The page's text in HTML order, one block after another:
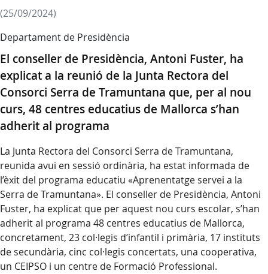
(25/09/2024)
Departament de Presidència
El conseller de Presidència, Antoni Fuster, ha
explicat a la reunió de la Junta Rectora del
Consorci Serra de Tramuntana que, per al nou
curs, 48 centres educatius de Mallorca s’han
adherit al programa
La Junta Rectora del Consorci Serra de Tramuntana,
reunida avui en sessió ordinària, ha estat informada de
l’èxit del programa educatiu «Aprenentatge servei a la
Serra de Tramuntana». El conseller de Presidència, Antoni
Fuster, ha explicat que per aquest nou curs escolar, s’han
adherit al programa 48 centres educatius de Mallorca,
concretament, 23 col·legis d’infantil i primària, 17 instituts
de secundària, cinc col·legis concertats, una cooperativa,
un CEIPSO i un centre de Formació Professional.